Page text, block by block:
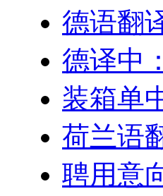
德语翻
德译中
装箱单
荷兰语
聘用意